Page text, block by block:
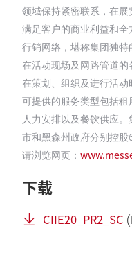
领域保持紧密联系，在
满足客户的商业利益和
行销网络，堪称集团独
在活动现场及网路管道
在策划、组织及进行活动
可提供的服务类型包括租
人力安排以及餐饮供应
市和黑森州政府分别控股
请浏览网页：
下载
CIIE20_PR2_SC (